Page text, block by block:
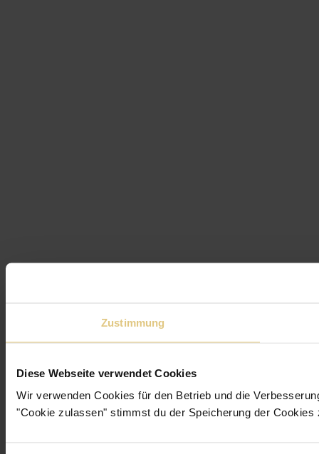
Zustimmung
Diese Webseite verwendet Cookies
Wir verwenden Cookies für den Betrieb und die
"Cookie zulassen" stimmst du der Speicherung der Cookies